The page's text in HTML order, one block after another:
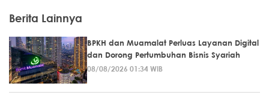
Berita Lainnya
BPKH dan Muamalat Perluas Layanan Digital
dan Dorong Pertumbuhan Bisnis Syariah
08/08/2026 01:34 WIB